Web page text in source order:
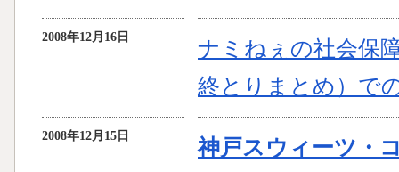
2008年12月16日
ナミねぇの社会保
終とりまとめ）で
2008年12月15日
神戸スウィーツ・